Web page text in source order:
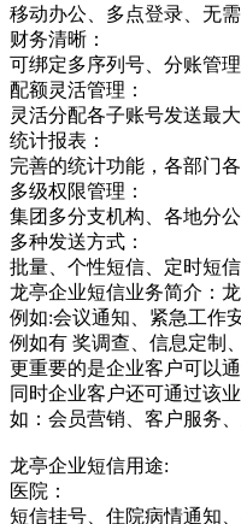
移动办公、多点登录、无
财务清晰：
可绑定多序列号、分账管
配额灵活管理：
灵活分配各子账号发送最大
统计报表：
完善的统计功能，各部门
多级权限管理：
集团多分支机构、各地分
多种发送方式：
批量、个性短信、定时短
龙亭企业短信业务简介：
例如:会议通知、紧急工作
例如有 奖调查、信息定制
更重要的是企业客户可以
同时企业客户还可通过该
如：会员营销、客户服务
龙亭企业短信用途:
医院：
短信挂号、住院病情通知